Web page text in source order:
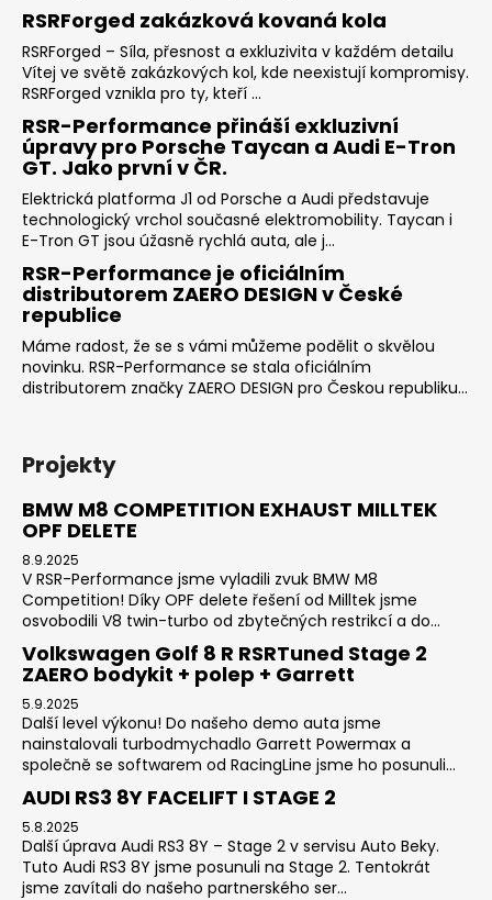
RSRForged zakázková kovaná kola
RSRForged – Síla, přesnost a exkluzivita v každém detailu
Vítej ve světě zakázkových kol, kde neexistují kompromisy.
RSRForged vznikla pro ty, kteří ...
RSR-Performance přináší exkluzivní
úpravy pro Porsche Taycan a Audi E-Tron
GT. Jako první v ČR.
Elektrická platforma J1 od Porsche a Audi představuje
technologický vrchol současné elektromobility. Taycan i
E-Tron GT jsou úžasně rychlá auta, ale j...
RSR-Performance je oficiálním
distributorem ZAERO DESIGN v České
republice
Máme radost, že se s vámi můžeme podělit o skvělou
novinku. RSR-Performance se stala oficiálním
distributorem značky ZAERO DESIGN pro Českou republiku...
Projekty
BMW M8 COMPETITION EXHAUST MILLTEK
OPF DELETE
8.9.2025
V RSR-Performance jsme vyladili zvuk BMW M8
Competition! Díky OPF delete řešení od Milltek jsme
osvobodili V8 twin-turbo od zbytečných restrikcí a do...
Volkswagen Golf 8 R RSRTuned Stage 2
ZAERO bodykit + polep + Garrett
5.9.2025
Další level výkonu! Do našeho demo auta jsme
nainstalovali turbodmychadlo Garrett Powermax a
společně se softwarem od RacingLine jsme ho posunuli...
AUDI RS3 8Y FACELIFT I STAGE 2
5.8.2025
Další úprava Audi RS3 8Y – Stage 2 v servisu Auto Beky.
Tuto Audi RS3 8Y jsme posunuli na Stage 2. Tentokrát
jsme zavítali do našeho partnerského ser...